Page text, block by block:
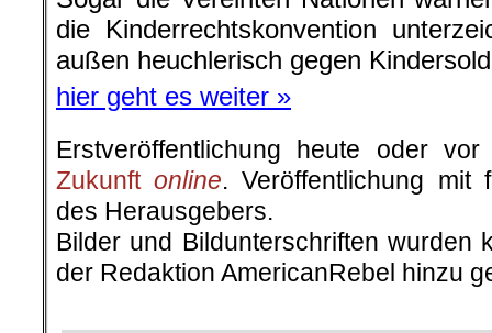
die Kinderrechtskonvention
außen heuchlerisch gegen
hier geht es weiter »
Erstveröffentlichung heute oder
Zukunftonline. Veröffentlichung mit
des Herausgebers.
Bilder und Bildunterschriften wurden
der Redaktion AmericanRebel hinzu